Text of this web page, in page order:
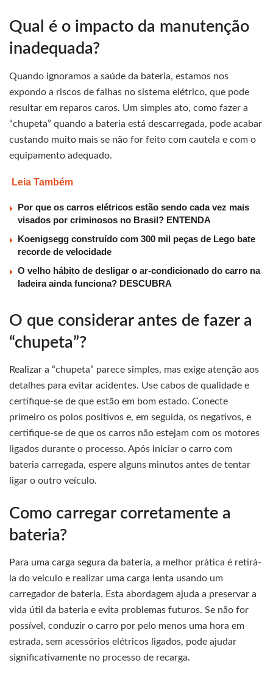
Qual é o impacto da manutenção
inadequada?
Quando ignoramos a saúde da bateria, estamos nos
expondo a riscos de falhas no sistema elétrico, que pode
resultar em reparos caros. Um simples ato, como fazer a
“chupeta” quando a bateria está descarregada, pode acabar
custando muito mais se não for feito com cautela e com o
equipamento adequado.
Leia Também
Por que os carros elétricos estão sendo cada vez mais
visados por criminosos no Brasil? ENTENDA
Koenigsegg construído com 300 mil peças de Lego bate
recorde de velocidade
O velho hábito de desligar o ar-condicionado do carro na
ladeira ainda funciona? DESCUBRA
O que considerar antes de fazer a
“chupeta”?
Realizar a “chupeta” parece simples, mas exige atenção aos
detalhes para evitar acidentes. Use cabos de qualidade e
certifique-se de que estão em bom estado. Conecte
primeiro os polos positivos e, em seguida, os negativos, e
certifique-se de que os carros não estejam com os motores
ligados durante o processo. Após iniciar o carro com
bateria carregada, espere alguns minutos antes de tentar
ligar o outro veículo.
Como carregar corretamente a
bateria?
Para uma carga segura da bateria, a melhor prática é retirá-
la do veículo e realizar uma carga lenta usando um
carregador de bateria. Esta abordagem ajuda a preservar a
vida útil da bateria e evita problemas futuros. Se não for
possível, conduzir o carro por pelo menos uma hora em
estrada, sem acessórios elétricos ligados, pode ajudar
significativamente no processo de recarga.